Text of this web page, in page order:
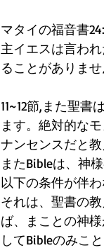
マタイの福音書
主イエスは言わ
ることがありませ
11~12節,また聖
ます。絶対的な
ナンセンスだと教
またBibleは、神
以下の条件が伴
それは、聖書の
ば、まことの神
してBibleのみこ